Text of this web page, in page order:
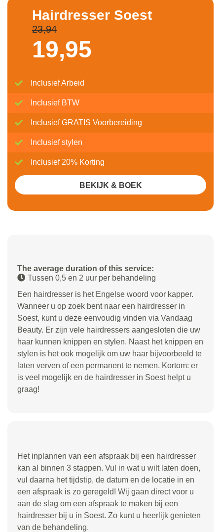
The average duration of this service:
Tussen 0,5 en 2 uur per behandeling
Een hairdresser is het Engelse woord voor kapper.
Wanneer u op zoek bent naar een hairdresser in
Soest, kunt u deze eenvoudig vinden via Vandaag
Beauty. Er zijn vele hairdressers aangesloten die uw
haar kunnen knippen en stylen. Naast het knippen en
stylen is het ook mogelijk om uw haar bijvoorbeeld te
laten verven of een permanent te nemen. Kortom: er
is veel mogelijk en de hairdresser in Soest helpt u
graag!
Hairdresser Soest
23,94
19,95
Inclusief Arbeid
Inclusief BTW
Inclusief GRATIS Voorbereiding
Inclusief stylen
Inclusief 20% Korting
BEKIJK & BOEK
Het inplannen van een afspraak bij een hairdresser
kan al binnen 3 stappen. Vul in wat u wilt laten doen,
vul daarna het tijdstip, de datum en de locatie in en
een afspraak is zo geregeld! Wij gaan direct voor u
aan de slag om een afspraak te maken bij een
hairdresser bij u in Soest. Zo kunt u heerlijk genieten
van de behandeling.